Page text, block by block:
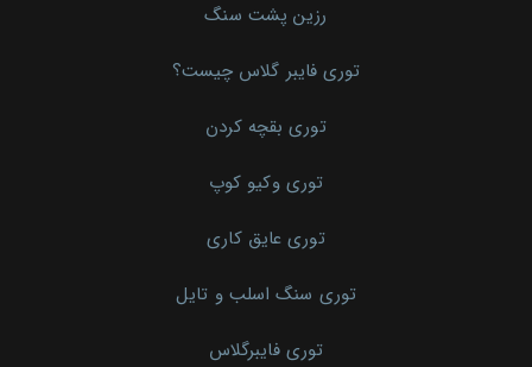
رزین پشت سنگ
توری فایبر گلاس چیست؟
توری بقچه کردن
توری وکیو کوپ
توری عایق کاری
توری سنگ اسلب و تایل
توری فایبرگلاس